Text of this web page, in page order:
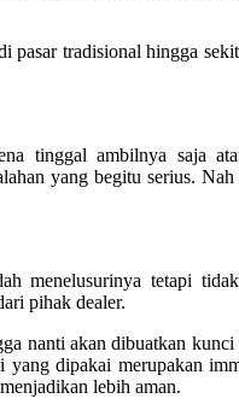
tradisional hingga
tinggal ambilnya saja
yang begitu serius.
menelusurinya tetapi
pihak dealer.
nanti akan dibuatkan
dipakai merupakan
lebih aman.